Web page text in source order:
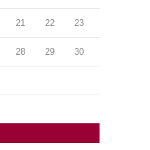
21 22 23
28 29 30